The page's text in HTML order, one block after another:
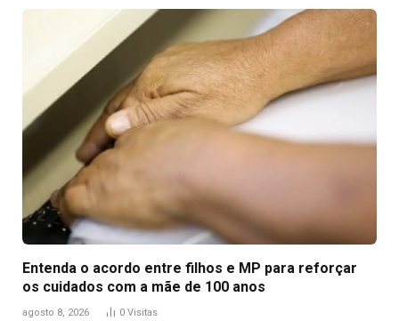
Entenda o acordo entre filhos e MP para reforçar
os cuidados com a mãe de 100 anos
agosto 8, 2026 0 Visitas